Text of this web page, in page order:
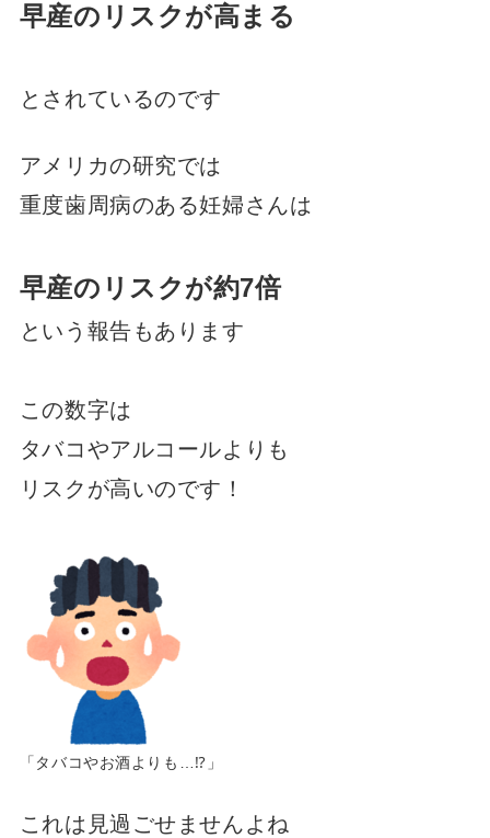
早産のリスクが高まる
とされているのです
アメリカの研究では
重度歯周病のある妊婦さんは
早産のリスクが約7倍
という報告もあります
この数字は
タバコやアルコールよりも
リスクが高いのです！
「タバコやお酒よりも…⁉︎」
これは見過ごせませんよね